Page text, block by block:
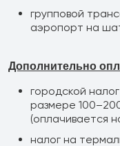
групповой
аэропорт на
Дополнительно
городской
размере
(оплачивается
налог на